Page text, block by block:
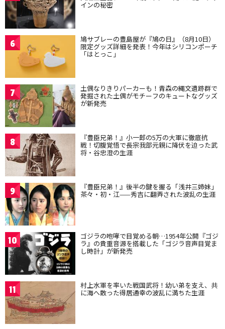
インの秘密
6 鳩サブレーの豊島屋が『鳩の日』（8月10日）
限定グッズ詳細を発表！今年はシリコンポーチ
「はとっこ」
7 土偶なりきりパーカーも！青森の縄文遺跡群で
発掘された土偶がモチーフのキュートなグッズ
が新発売
8 『豊臣兄弟！』小一郎の5万の大軍に徹底抗
戦！切腹覚悟で長宗我部元親に降伏を迫った武
将・谷忠澄の生涯
9 『豊臣兄弟！』後半の鍵を握る「浅井三姉妹」
茶々・初・江——秀吉に翻弄された波乱の生涯
10 ゴジラの咆哮で目覚める朝…1954年公開『ゴジ
ラ』の貴重音源を搭載した「ゴジラ音声目覚ま
し時計」が新発売
11 村上水軍を率いた戦国武将！幼い弟を支え、共
に海へ散った得居通幸の波乱に満ちた生涯